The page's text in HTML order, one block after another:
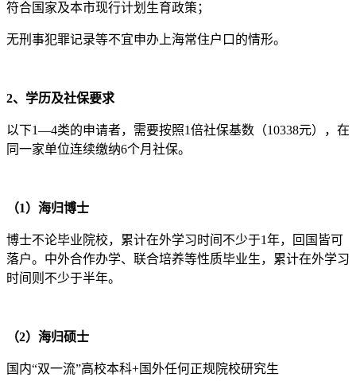
符合国家及本市现行计划生育政策；
无刑事犯罪记录等不宜申办上海常住户口的情形。
2、学历及社保要求
以下1—4类的申请者，需要按照1倍社保基数（10338元），在
同一家单位连续缴纳6个月社保。
（1）海归博士
博士不论毕业院校，累计在外学习时间不少于1年，回国皆可
落户。中外合作办学、联合培养等性质毕业生，累计在外学习
时间则不少于半年。
（2）海归硕士
国内“双一流”高校本科+国外任何正规院校研究生